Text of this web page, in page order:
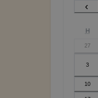
‹
H
27
3
10